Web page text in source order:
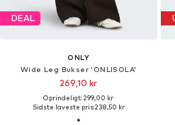
DEAL
ONLY
Wide Leg Bukser 'ONLISOLA'
269,10 kr
Oprindeligt: 299,00 kr
Sidste laveste pris:238,50 kr